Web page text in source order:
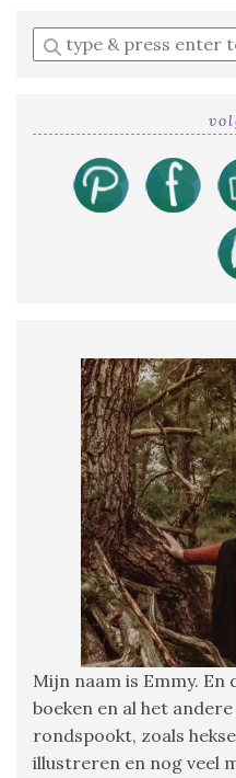
Enter
a
Mijn naam is Emmy.
boeken en al het
rondspookt, zoals
illustreren en nog veel